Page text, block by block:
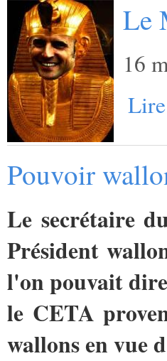
Le
16
Pouvoir
Le secrétaire
Président
l'on pouvait
le CETA
wallons en vue